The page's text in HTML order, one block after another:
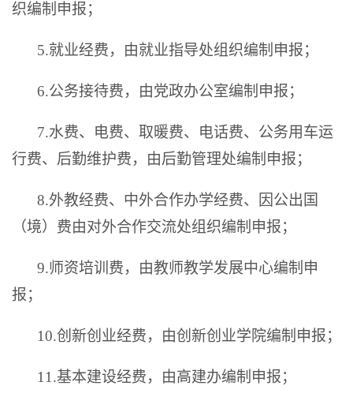
织编制申报；
5.就业经费，由就业指导处组织编制申报；
6.公务接待费，由党政办公室编制申报；
7.水费、电费、取暖费、电话费、公务用车运
行费、后勤维护费，由后勤管理处编制申报；
8.外教经费、中外合作办学经费、因公出国
（境）费由对外合作交流处组织编制申报；
9.师资培训费，由教师教学发展中心编制申
报；
10.创新创业经费，由创新创业学院编制申报；
11.基本建设经费，由高建办编制申报；